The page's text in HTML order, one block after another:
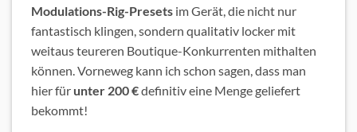
Modulations-Rig-Presets im Gerät, die nicht nur
fantastisch klingen, sondern qualitativ locker mit
weitaus teureren Boutique-Konkurrenten mithalten
können. Vorneweg kann ich schon sagen, dass man
hier für unter 200 €definitiv eine Menge geliefert
bekommt!